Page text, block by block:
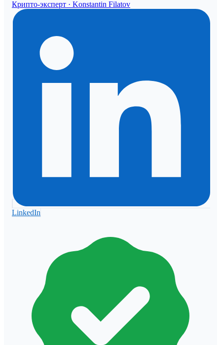
Крипто-эксперт · Konstantin Filatov
LinkedIn